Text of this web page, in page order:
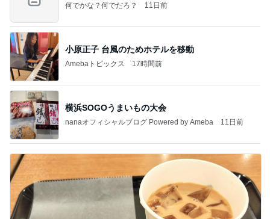
何でかな？何でだろ？ 11日前
小原正子 台風のためホテルを移動
Amebaトピックス 17時間前
横浜SOGOうまいもの大会
nanaオフィシャルブログ Powered by Ameba 11日前